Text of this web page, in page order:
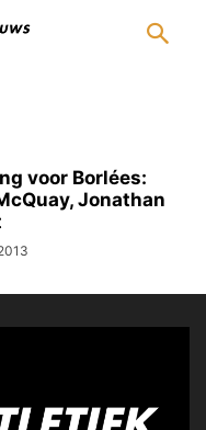
voor Borlées:
Jonathan